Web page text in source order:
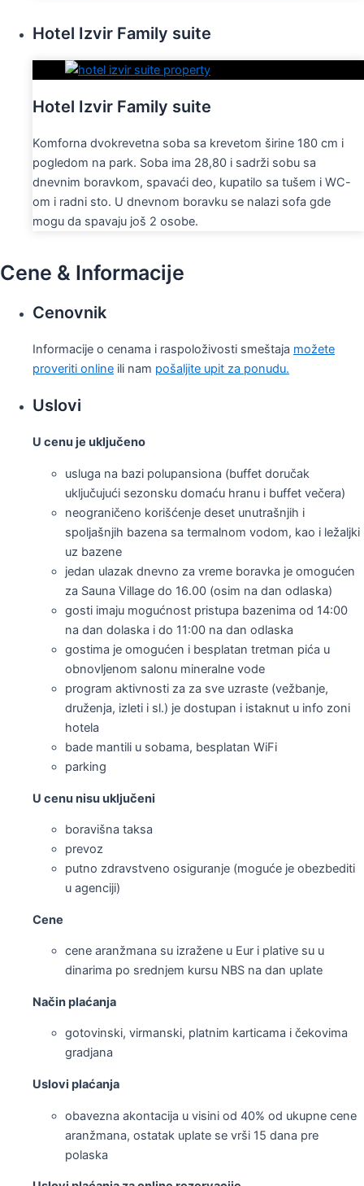
Hotel Izvir Family suite
Hotel Izvir Family suite
Komforna dvokrevetna soba sa krevetom širine 180 cm i
pogledom na park. Soba ima 28,80 i sadrži sobu sa
dnevnim boravkom, spavaći deo, kupatilo sa tušem i WC-
om i radni sto. U dnevnom boravku se nalazi sofa gde
mogu da spavaju još 2 osobe.
Cene & Informacije
Cenovnik
Informacije o cenama i raspoloživosti smeštaja možete
proveriti online ili nam pošaljite upit za ponudu.
Uslovi
U cenu je uključeno
usluga na bazi polupansiona (buffet doručak
uključujući sezonsku domaću hranu i buffet večera)
neograničeno korišćenje deset unutrašnjih i
spoljašnjih bazena sa termalnom vodom, kao i ležaljki
uz bazene
jedan ulazak dnevno za vreme boravka je omogućen
za Sauna Village do 16.00 (osim na dan odlaska)
gosti imaju mogućnost pristupa bazenima od 14:00
na dan dolaska i do 11:00 na dan odlaska
gostima je omogućen i besplatan tretman pića u
obnovljenom salonu mineralne vode
program aktivnosti za za sve uzraste (vežbanje,
druženja, izleti i sl.) je dostupan i istaknut u info zoni
hotela
bade mantili u sobama, besplatan WiFi
parking
U cenu nisu uključeni
boravišna taksa
prevoz
putno zdravstveno osiguranje (moguće je obezbediti
u agenciji)
Cene
cene aranžmana su izražene u Eur i plative su u
dinarima po srednjem kursu NBS na dan uplate
Način plaćanja
gotovinski, virmanski, platnim karticama i čekovima
gradjana
Uslovi plaćanja
obavezna akontacija u visini od 40% od ukupne cene
aranžmana, ostatak uplate se vrši 15 dana pre
polaska